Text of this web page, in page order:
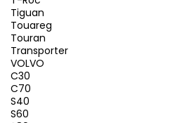
Tiguan
Touareg
Touran
Transporter
VOLVO
C30
C70
S40
S60